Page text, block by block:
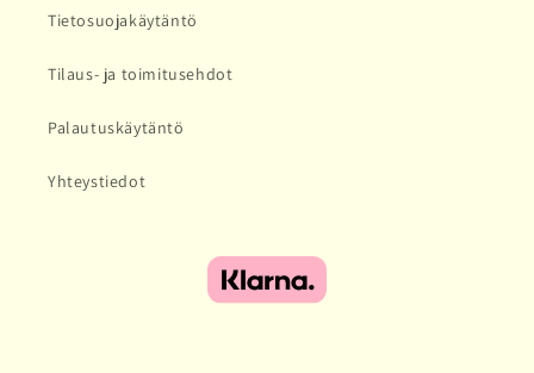
Tietosuojakäytäntö
Tilaus- ja toimitusehdot
Palautuskäytäntö
Yhteystiedot